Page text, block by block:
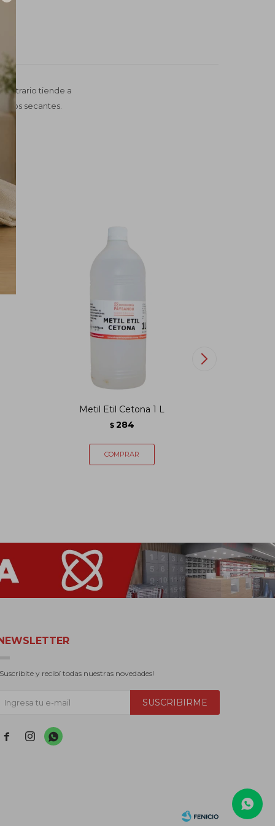
tiende a
secantes.
Metil Etil Cetona 1 L
$ 284
y recibí todas nuestras novedades!
SUSCRIBIRME
  